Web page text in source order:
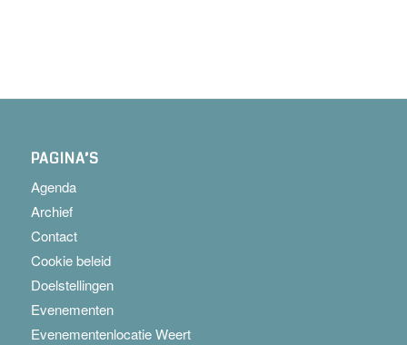
PAGINA’S
Agenda
Archief
Contact
Cookie beleid
Doelstellingen
Evenementen
Evenementenlocatie Weert